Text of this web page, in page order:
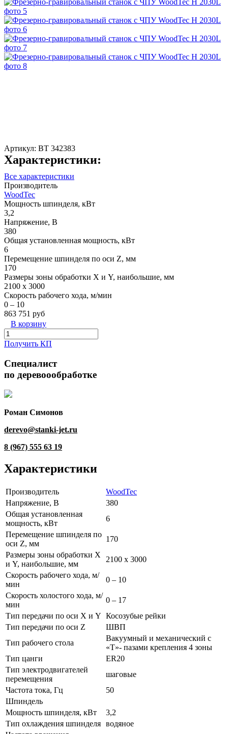
Артикул: ВТ 342383
Характеристики:
Все характеристики
Производитель
WoodTec
Мощность шпинделя, кВт
3,2
Напряжение, В
380
Общая установленная мощность, кВт
6
Перемещение шпинделя по оси Z, мм
170
Размеры зоны обработки X и Y, наибольшие, мм
2100 х 3000
Скорость рабочего хода, м/мин
0 – 10
863 751 руб
В корзину
Получить КП
Специалист
по деревоообработке
Роман Симонов
derevo@stanki-jet.ru
8 (967) 555 63 19
Характеристики
Производитель
WoodTec
Напряжение, В
380
Общая установленная
мощность, кВт
6
Перемещение шпинделя по
оси Z, мм
170
Размеры зоны обработки X
и Y, наибольшие, мм
2100 х 3000
Скорость рабочего хода, м/
мин
0 – 10
Скорость холостого хода, м/
мин
0 – 17
Тип передачи по оси X и Y Косозубые рейки
Тип передачи по оси Z
ШВП
Тип рабочего стола
Вакуумный и механический с
«Т»- пазами крепления 4 зоны
Тип цанги
ER20
Тип электродвигателей
перемещения
шаговые
Частота тока, Гц
50
Шпиндель
Мощность шпинделя, кВт
3,2
Тип охлаждения шпинделя водяное